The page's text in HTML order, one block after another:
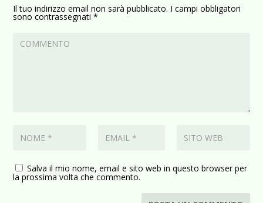
Il tuo indirizzo email non sarà pubblicato. I campi obbligatori
sono contrassegnati*
Salva il mio nome, email e sito web in questo browser per
la prossima volta che commento.